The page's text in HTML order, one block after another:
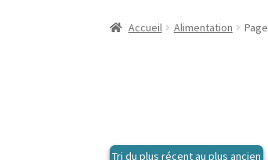
Accueil Alimentation